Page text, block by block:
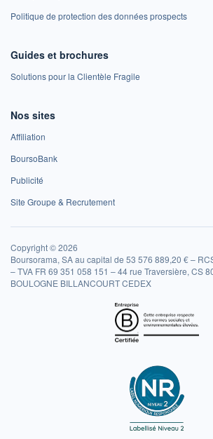
Politique de protection des données prospects
Guides et brochures
Solutions pour la Clientèle Fragile
Nos sites
Affiliation
BoursoBank
Publicité
Site Groupe & Recrutement
Copyright © 2026
Boursorama, SA au capital de 53 576 889,20 € –
– TVA FR 69 351 058 151 – 44 rue Traversière, CS
BOULOGNE BILLANCOURT CEDEX